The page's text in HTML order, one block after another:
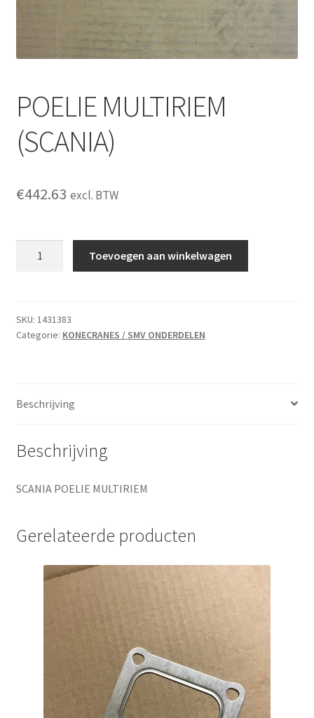
POELIE MULTIRIEM
(SCANIA)
€442.63 excl. BTW
Toevoegen aan winkelwagen
SKU: 1431383
Categorie: KONECRANES / SMV ONDERDELEN
Beschrijving
Beschrijving
SCANIA POELIE MULTIRIEM
Gerelateerde producten